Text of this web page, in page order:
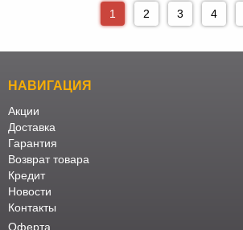
1 2 3 4
НАВИГАЦИЯ
Акции
Доставка
Гарантия
Возврат товара
Кредит
Новости
Контакты
Оферта